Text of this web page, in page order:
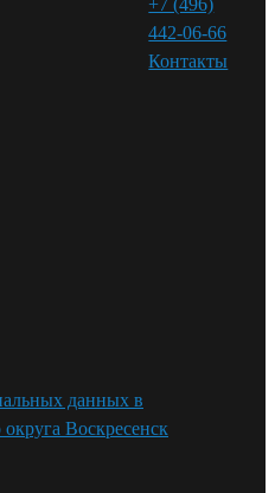
442-06-66
Контакты⁠
данных в
Воскресенск